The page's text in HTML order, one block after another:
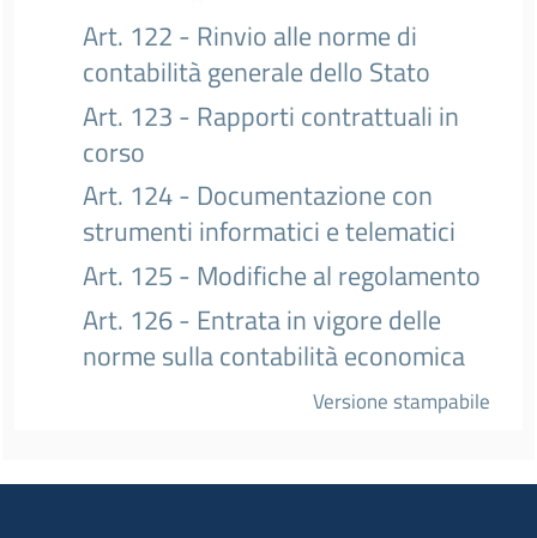
Art. 122 - Rinvio alle norme di
contabilità generale dello Stato
Art. 123 - Rapporti contrattuali in
corso
Art. 124 - Documentazione con
strumenti informatici e telematici
Art. 125 - Modifiche al regolamento
Art. 126 - Entrata in vigore delle
norme sulla contabilità economica
Versione stampabile